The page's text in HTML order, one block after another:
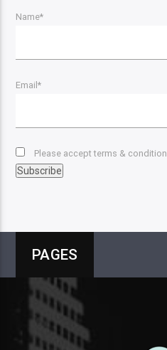
Name*
Email*
Please accept terms & condition
PAGES